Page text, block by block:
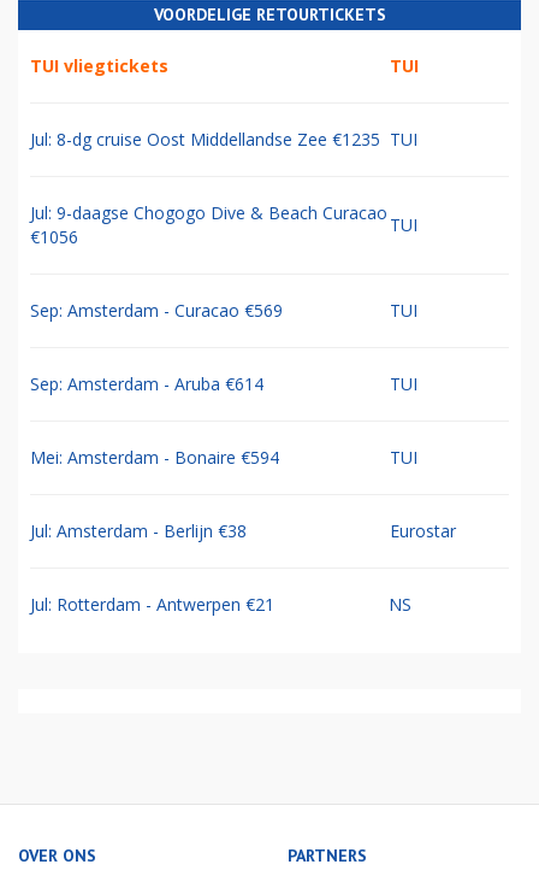
VOORDELIGE RETOURTICKETS
TUI vliegtickets TUI
Jul: 8-dg cruise Oost Middellandse Zee €1235 TUI
Jul: 9-daagse Chogogo Dive & Beach Curacao
€1056
TUI
Sep: Amsterdam - Curacao €569 TUI
Sep: Amsterdam - Aruba €614 TUI
Mei: Amsterdam - Bonaire €594 TUI
Jul: Amsterdam - Berlijn €38 Eurostar
Jul: Rotterdam - Antwerpen €21 NS
OVER ONS PARTNERS